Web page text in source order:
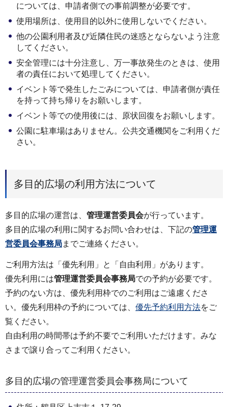
については、申請者側での事前調整が必要です。
使用場所は、使用目的以外に使用しないでください。
他の公園利用者及び近隣住民の迷惑とならないよう注意
してください。
安全管理には十分注意し、万一事故発生のときは、使用
者の責任において処理してください。
イベント等で発生したごみについては、申請者側が責任
を持って持ち帰りをお願いします。
イベント等での使用後には、原状回復をお願いします。
公園に駐車場はありません。公共交通機関をご利用くだ
さい。
多目的広場の利用方法について
多目的広場の運営は、 管理運営委員会が行っています。
多目的広場の利用に関するお問い合わせは、下記の管理運
営委員会事務局までご連絡ください。
ご利用方法は「優先利用」と「自由利用」があります。
優先利用には管理運営委員会事務局での予約が必要です。
予約のない方は、優先利用枠でのご利用はご遠慮くださ
い。優先利用枠の予約については、 優先予約利用方法をご
覧ください。
自由利用の時間帯は予約不要でご利用いただけます。みな
さまで譲り合ってご利用ください。
多目的広場の管理運営委員会事務局について